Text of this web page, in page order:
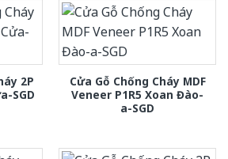
2P
SGD
Cửa Gỗ Chống Cháy MDF
Veneer P1R5 Xoan Đào-
a-SGD